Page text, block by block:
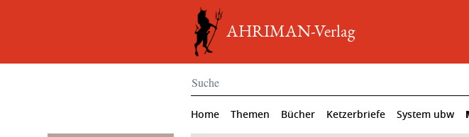
AHRIMAN-Verlag
Home Themen Bücher Ketzerbriefe System ubw